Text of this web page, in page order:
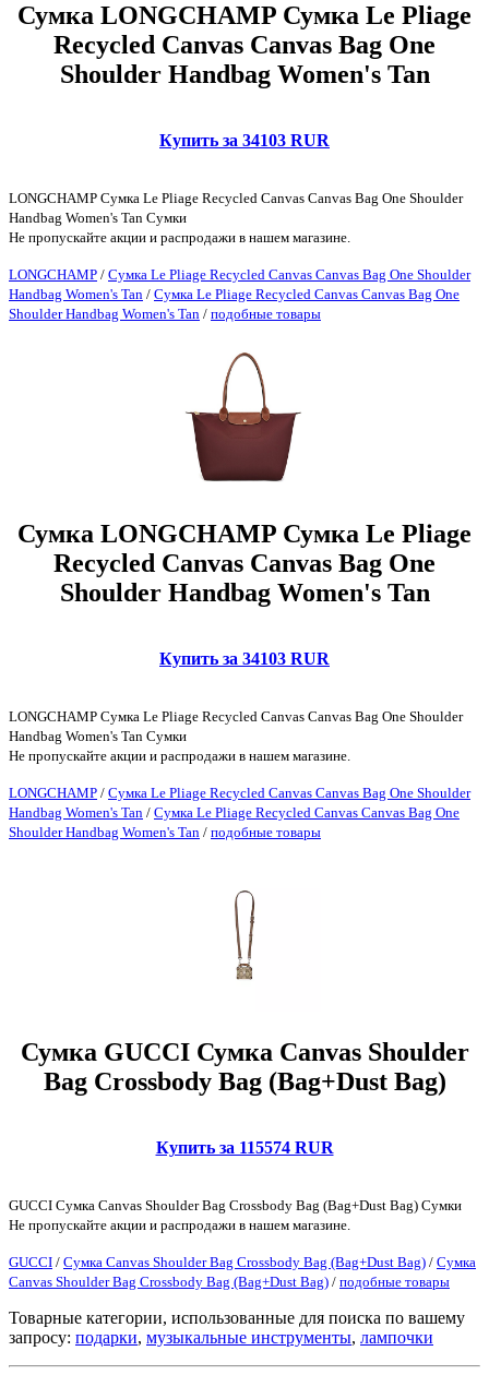
Сумка LONGCHAMP Сумка Le Pliage
Recycled Canvas Canvas Bag One
Shoulder Handbag Women's Tan
Купить за 34103 RUR
LONGCHAMP Сумка Le Pliage Recycled Canvas Canvas Bag One Shoulder
Handbag Women's Tan Сумки
Не пропускайте акции и распродажи в нашем магазине.
LONGCHAMP / Сумка Le Pliage Recycled Canvas Canvas Bag One Shoulder
Handbag Women's Tan / Сумка Le Pliage Recycled Canvas Canvas Bag One
Shoulder Handbag Women's Tan / подобные товары
Сумка LONGCHAMP Сумка Le Pliage
Recycled Canvas Canvas Bag One
Shoulder Handbag Women's Tan
Купить за 34103 RUR
LONGCHAMP Сумка Le Pliage Recycled Canvas Canvas Bag One Shoulder
Handbag Women's Tan Сумки
Не пропускайте акции и распродажи в нашем магазине.
LONGCHAMP / Сумка Le Pliage Recycled Canvas Canvas Bag One Shoulder
Handbag Women's Tan / Сумка Le Pliage Recycled Canvas Canvas Bag One
Shoulder Handbag Women's Tan / подобные товары
Сумка GUCCI Сумка Canvas Shoulder
Bag Crossbody Bag (Bag+Dust Bag)
Купить за 115574 RUR
GUCCI Сумка Canvas Shoulder Bag Crossbody Bag (Bag+Dust Bag) Сумки
Не пропускайте акции и распродажи в нашем магазине.
GUCCI / Сумка Canvas Shoulder Bag Crossbody Bag (Bag+Dust Bag) / Сумка
Canvas Shoulder Bag Crossbody Bag (Bag+Dust Bag) / подобные товары
Товарные категории, использованные для поиска по вашему
запросу: подарки, музыкальные инструменты, лампочки